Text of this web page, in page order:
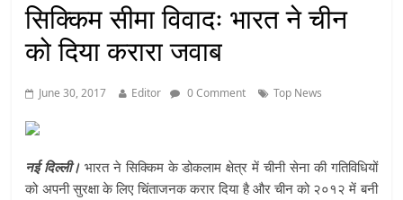
सिक्किम सीमा विवादः भारत ने चीन
को दिया करारा जवाब
June 30, 2017 Editor 0 Comment Top News
नई दिल्ली। भारत ने सिक्किम के डोकलाम क्षेत्र में चीनी सेना की गतिविधियों
को अपनी सुरक्षा के लिए चिंताजनक करार दिया है और चीन को २०१२ में बनी